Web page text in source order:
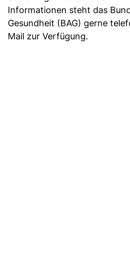
Informationen steht das
Gesundheit (BAG) gerne
Mail zur Verfügung.